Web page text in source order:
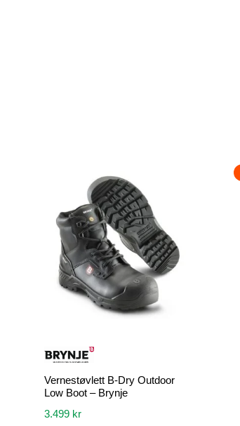
Vernestøvlett B-Dry Outdoor
Low Boot – Brynje
3.499 kr